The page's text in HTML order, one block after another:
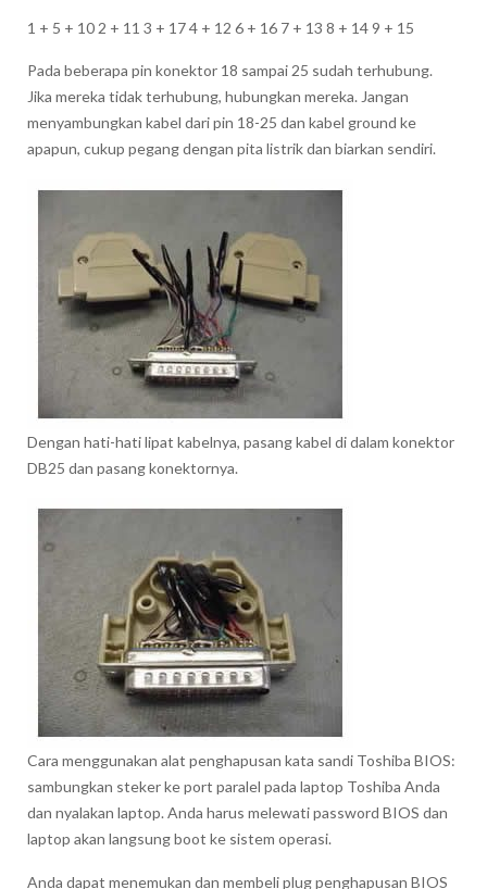
1 + 5 + 10 2 + 11 3 + 17 4 + 12 6 + 16 7 + 13 8 + 14 9 + 15
Pada beberapa pin konektor 18 sampai 25 sudah terhubung.
Jika mereka tidak terhubung, hubungkan mereka. Jangan
menyambungkan kabel dari pin 18-25 dan kabel ground ke
apapun, cukup pegang dengan pita listrik dan biarkan sendiri.
Dengan hati-hati lipat kabelnya, pasang kabel di dalam konektor
DB25 dan pasang konektornya.
Cara menggunakan alat penghapusan kata sandi Toshiba BIOS:
sambungkan steker ke port paralel pada laptop Toshiba Anda
dan nyalakan laptop. Anda harus melewati password BIOS dan
laptop akan langsung boot ke sistem operasi.
Anda dapat menemukan dan membeli plug penghapusan BIOS